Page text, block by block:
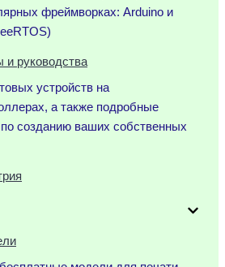
фреймворках: Arduino и
и руководства
устройств на
а также подробные
по созданию ваших собственных